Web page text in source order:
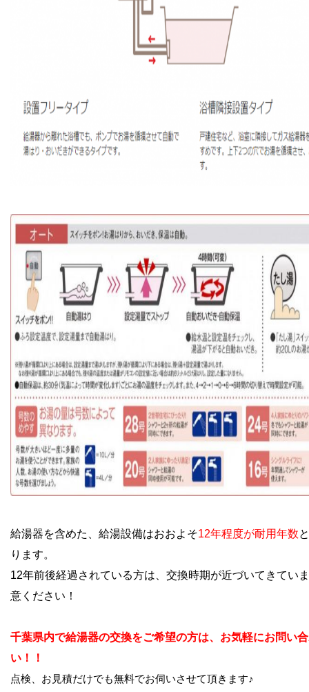
給湯器を含めた、給湯設備はおおよそ12年程度が耐用年数
ります。
12年前後経過されている方は、交換時期が近づいてきてい
意ください！
千葉県内で給湯器の交換をご希望の方は、お気軽にお問い
い！！
点検、お見積だけでも無料でお伺いさせて頂きます♪